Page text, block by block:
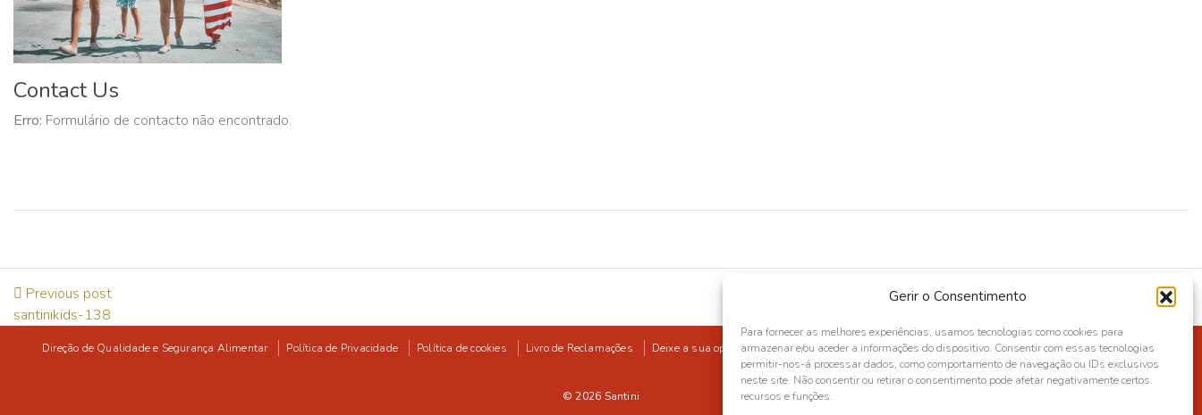
Gerir o Consentimento
Para fornecer as melhores experiências, usamos tecnologias como cookies para
armazenar e/ou aceder a informações do dispositivo. Consentir com essas tecnologias
permitir-nos-á processar dados, como comportamento de navegação ou IDs exclusivos
neste site. Não consentir ou retirar o consentimento pode afetar negativamente certos
recursos e funções.
Contact Us
Erro: Formulário de contacto não encontrado.
Previous post
santinikids-138
Direção de Qualidade e Segurança Alimentar Política de Privacidade Política de cookies Livro de Reclamações Deixe a sua opinião
© 2026 Santini